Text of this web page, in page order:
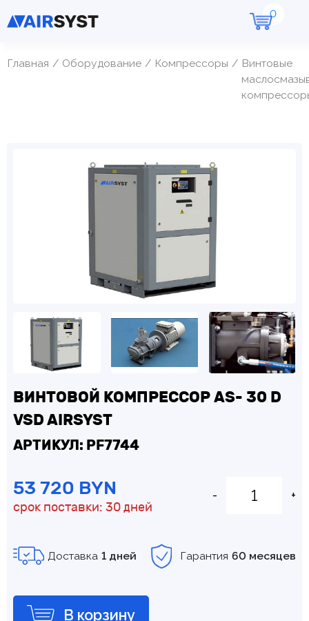
Главная Оборудование Компрессоры
Винтовые
ВИНТОВОЙ КОМПРЕССОР AS- 30 D
VSD AIRSYST
АРТИКУЛ: PF7744
53 720 BYN
срок поставки: 30 дней
- +
Доставка 1 дней Гарантия 60 месяцев
В корзину